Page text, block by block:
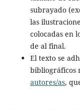
subrayado
las
colocadas en
de al final.
El texto se
bibliográficos
autores/as,